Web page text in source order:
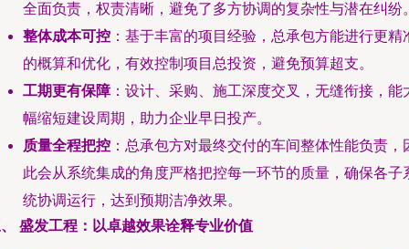
全面负责，权责清晰，避免了多方协调的复杂性与潜在纠纷
整体成本可控 ：基于丰富的项目经验，总承包方能进行更精
的概算和优化，有效控制项目总投资，避免预算超支。
工期更有保障：设计、采购、施工深度交叉，无缝衔接，能
幅缩短建设周期，助力企业早日投产。
质量全程把控 ：总承包方对最终交付的车间整体性能负责，
此会从系统集成的角度严格把控每一环节的质量，确保各子
统协调运行，达到预期洁净效果。
盛发工程：以卓越效果诠释专业价值